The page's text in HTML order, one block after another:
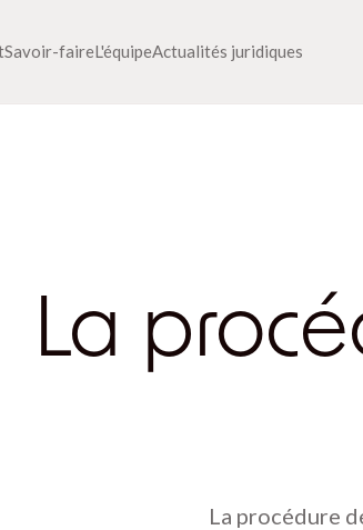
Savoir-faireL'équipeActualités juridiques
La
La procédure